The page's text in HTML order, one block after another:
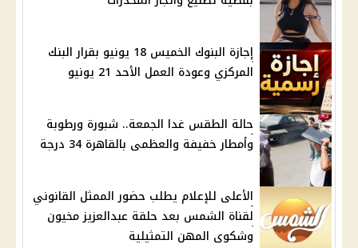
إجازة البنوك الخميس 18 يونيو بقرار البنك
المركزي وعودة العمل الأحد 21 يونيو
حالة الطقس غدا الجمعة.. شبورة ورطوبة
وأمطار خفيفة والعظمى بالقاهرة 34 درجة
الأعلى للإعلام يطلب حضور الممثل القانوني
لقناة الشمس بعد حلقة عبدالعزيز مخيون
وشكوى المهن التمثيلية